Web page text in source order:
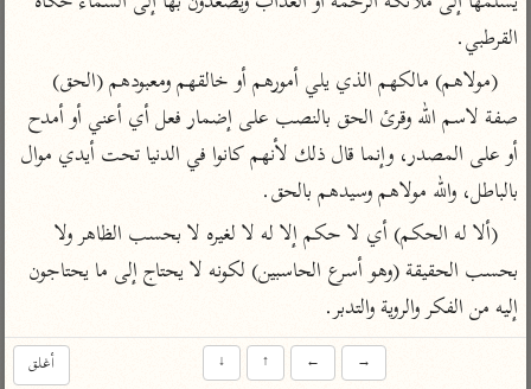
تفسير ابن الجوزي
تفسير الماوردي
منتقاة
تفسير ابن القيم
تفسير ابن تيمية
عامّة
تفسير السمعاني
أخرى
أضواء البيان
نظم الدرر للبقاعي
لغة وبلاغة
المحرر الوجيز لابن
عطية
مركَّزة العبارة
تفسير الجلالين
تفسير البيضاوي
تفسير النسفي
تفسير ابن أبي زمنين
القرطبي.
بالباطل، والله مولاهم وسيدهم بالحق.
إليه من الفكر والروية والتدبر.
أغلق →
←
↑
↓